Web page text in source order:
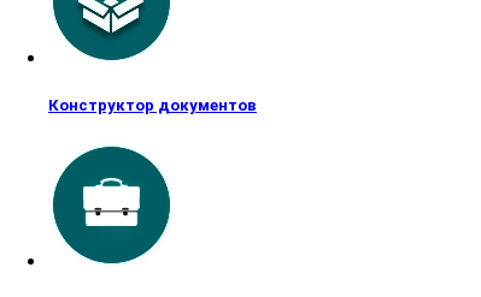
Конструктор документов